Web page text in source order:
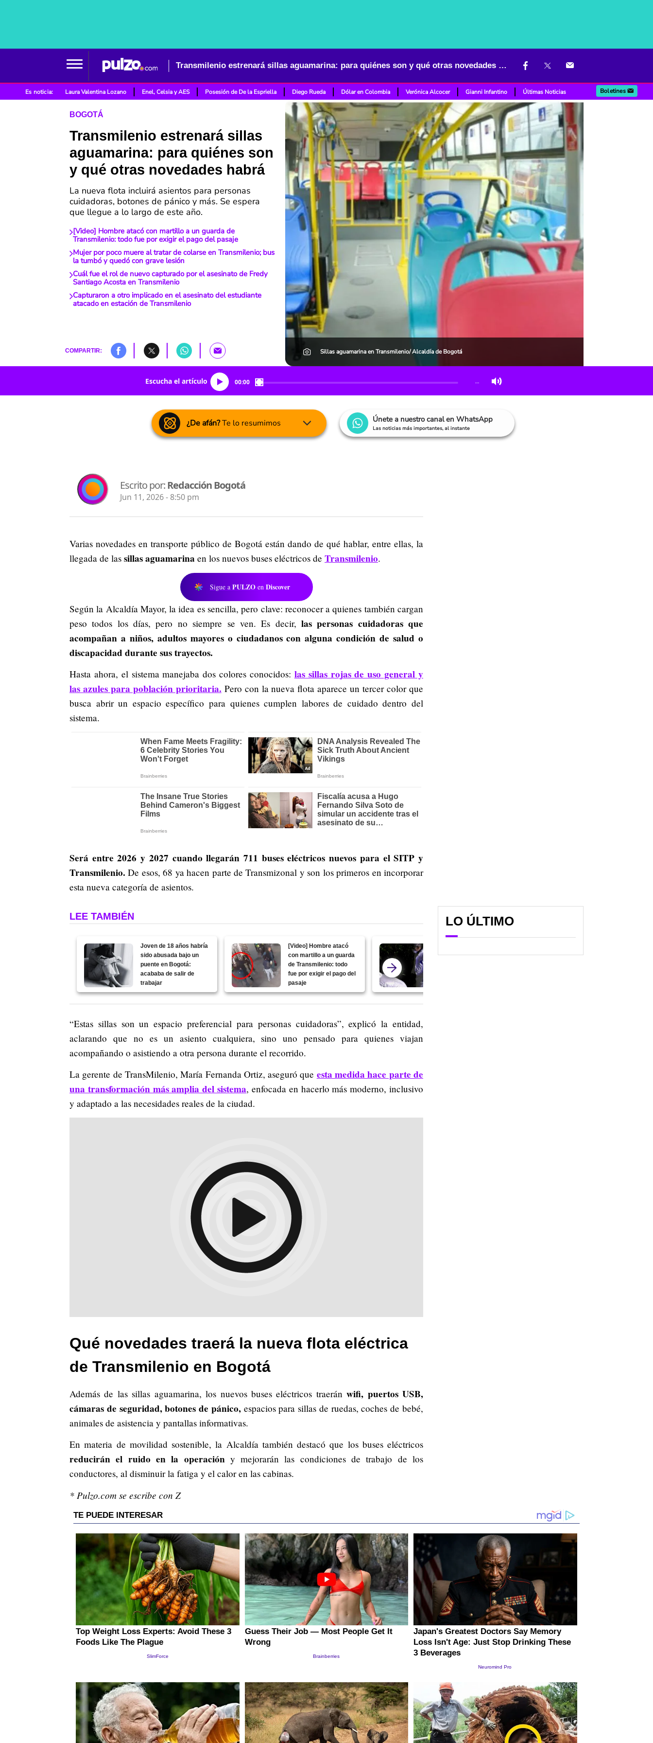
Transmilenio estrenará sillas aguamarina: para quiénes son y qué otras novedades habrá
Es noticia: Laura Valentina Lozano Enel, Celsia y AES Posesión de De la Espriella Diego Rueda Dólar en Colombia Verónica Alcocer Gianni Infantino Últimas Noticias Boletines
BOGOTÁ
Transmilenio estrenará sillas
aguamarina: para quiénes son
y qué otras novedades habrá
La nueva flota incluirá asientos para personas
cuidadoras, botones de pánico y más. Se espera
que llegue a lo largo de este año.
[Video] Hombre atacó con martillo a un guarda de
Transmilenio: todo fue por exigir el pago del pasaje
Mujer por poco muere al tratar de colarse en Transmilenio; bus
la tumbó y quedó con grave lesión
Cuál fue el rol de nuevo capturado por el asesinato de Fredy
Santiago Acosta en Transmilenio
Capturaron a otro implicado en el asesinato del estudiante
atacado en estación de Transmilenio
COMPARTIR: Sillas aguamarina en Transmilenio/ Alcaldía de Bogotá
Escucha el artículo 00:00 …
¿De afán?Te lo resumimos Únete a nuestro canal en WhatsApp
Las noticias más importantes, al instante
Escrito por:Redacción Bogotá
Jun 11, 2026 - 8:50 pm
Varias novedades en transporte público de Bogotá están dando de qué hablar, entre ellas, la
llegada de las sillas aguamarina en los nuevos buses eléctricos de Transmilenio.
Sigue a PULZO en Discover
Según la Alcaldía Mayor, la idea es sencilla, pero clave: reconocer a quienes también cargan
peso todos los días, pero no siempre se ven. Es decir, las personas cuidadoras que
acompañan a niños, adultos mayores o ciudadanos con alguna condición de salud o
discapacidad durante sus trayectos.
Hasta ahora, el sistema manejaba dos colores conocidos: las sillas rojas de uso general y
las azules para población prioritaria. Pero con la nueva flota aparece un tercer color que
busca abrir un espacio específico para quienes cumplen labores de cuidado dentro del
sistema.
Será entre 2026 y 2027 cuando llegarán 711 buses eléctricos nuevos para el SITP y
Transmilenio. De esos, 68 ya hacen parte de Transmizonal y son los primeros en incorporar
esta nueva categoría de asientos.
LEE TAMBIÉN
Joven de 18 años habría
sido abusada bajo un
puente en Bogotá:
acababa de salir de
trabajar
[Video] Hombre atacó
con martillo a un guarda
de Transmilenio: todo
fue por exigir el pago del
pasaje
Bogotá dejó dos
Cepeda, con cartel de
“Estas sillas son un espacio preferencial para personas cuidadoras”, explicó la entidad,
aclarando que no es un asiento cualquiera, sino uno pensado para quienes viajan
acompañando o asistiendo a otra persona durante el recorrido.
La gerente de TransMilenio, María Fernanda Ortiz, aseguró que esta medida hace parte de
una transformación más amplia del sistema, enfocada en hacerlo más moderno, inclusivo
y adaptado a las necesidades reales de la ciudad.
Qué novedades traerá la nueva flota eléctrica
de Transmilenio en Bogotá
Además de las sillas aguamarina, los nuevos buses eléctricos traeránwifi, puertos USB,
cámaras de seguridad, botones de pánico,espacios para sillas de ruedas, coches de bebé,
animales de asistencia y pantallas informativas.
En materia de movilidad sostenible, la Alcaldía también destacó que los buses eléctricos
reducirán el ruido en la operación y mejorarán las condiciones de trabajo de los
conductores, al disminuir la fatiga y el calor en las cabinas.
* Pulzo.com se escribe con Z
LO ÚLTIMO